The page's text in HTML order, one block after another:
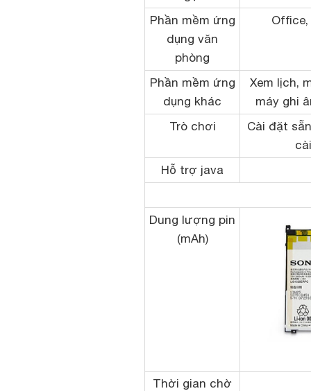
Phần mềm ứng
dụng văn
phòng
Office,
Phần mềm ứng
dụng khác
Xem lịch,
máy ghi
Trò chơi
Cài đặt
Hỗ trợ java
Dung lượng pin
(mAh)
Thời gian chờ